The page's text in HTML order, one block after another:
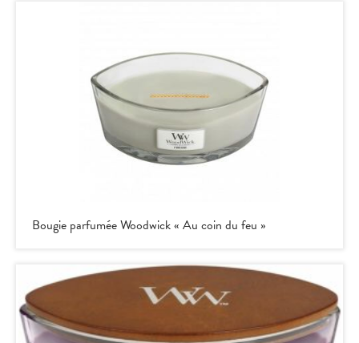
Bougie parfumée Woodwick « Au coin du feu »